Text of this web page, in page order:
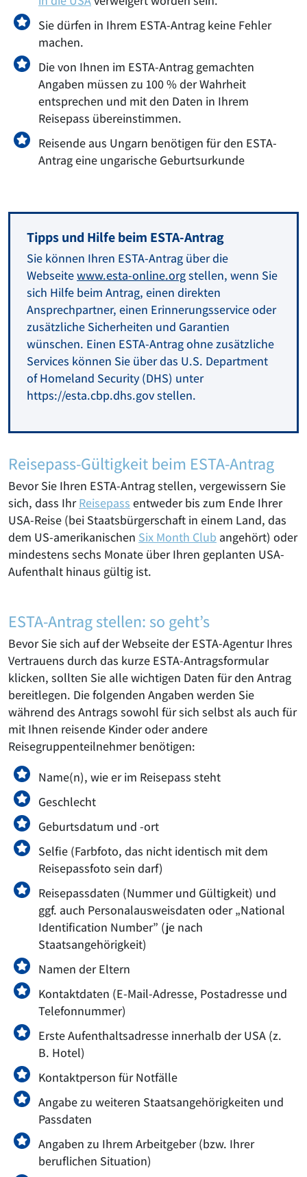
Sie dürfen in Ihrem ESTA-Antrag keine Fehler
machen.
Die von Ihnen im ESTA-Antrag gemachten
Angaben müssen zu 100 % der Wahrheit
entsprechen und mit den Daten in Ihrem
Reisepass übereinstimmen.
Reisende aus Ungarn benötigen für den ESTA-
Antrag eine ungarische Geburtsurkunde
Tipps und Hilfe beim ESTA-Antrag
Sie können Ihren ESTA-Antrag über die
Webseitewww.esta-online.orgstellen, wenn Sie
sich Hilfe beim Antrag, einen direkten
Ansprechpartner, einen Erinnerungsservice oder
zusätzliche Sicherheiten und Garantien
wünschen. Einen ESTA-Antrag ohne zusätzliche
Services können Sie über das U.S. Department
of Homeland Security (DHS) unter
https://esta.cbp.dhs.gov stellen.
Reisepass-Gültigkeit beim ESTA-Antrag
Bevor Sie Ihren ESTA-Antrag stellen, vergewissern Sie
sich, dass IhrReisepass entweder bis zum Ende Ihrer
USA-Reise (bei Staatsbürgerschaft in einem Land, das
dem US-amerikanischen Six Month Club angehört) oder
mindestens sechs Monate über Ihren geplanten USA-
Aufenthalt hinaus gültig ist.
ESTA-Antrag stellen: so geht’s
Bevor Sie sich auf der Webseite der ESTA-Agentur Ihres
Vertrauens durch das kurze ESTA-Antragsformular
klicken, sollten Sie alle wichtigen Daten für den Antrag
bereitlegen. Die folgenden Angaben werden Sie
während des Antrags sowohl für sich selbst als auch für
mit Ihnen reisende Kinder oder andere
Reisegruppenteilnehmer benötigen:
Name(n), wie er im Reisepass steht
Geschlecht
Geburtsdatum und -ort
Selfie (Farbfoto, das nicht identisch mit dem
Reisepassfoto sein darf)
Reisepassdaten (Nummer und Gültigkeit) und
ggf. auch Personalausweisdaten oder „National
Identification Number” (je nach
Staatsangehörigkeit)
Namen der Eltern
Kontaktdaten (E-Mail-Adresse, Postadresse und
Telefonnummer)
Erste Aufenthaltsadresse innerhalb der USA (z.
B. Hotel)
Kontaktperson für Notfälle
Angabe zu weiteren Staatsangehörigkeiten und
Passdaten
Angaben zu Ihrem Arbeitgeber (bzw. Ihrer
beruflichen Situation)